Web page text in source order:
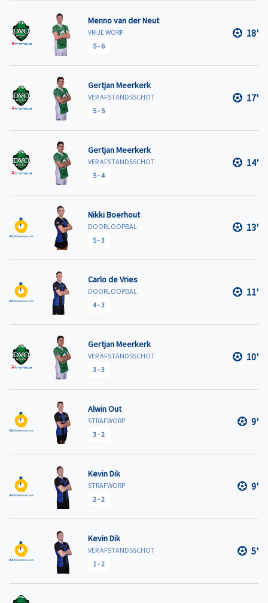
Menno van der Neut
VRIJE WORP
5- 6
18'
Gertjan Meerkerk
VER AFSTANDSSCHOT
5-5
17'
Gertjan Meerkerk
VER AFSTANDSSCHOT
5-4
14'
Nikki Boerhout
DOORLOOPBAL
5-3
13'
Carlo de Vries
DOORLOOPBAL
4-3
11'
Gertjan Meerkerk
VER AFSTANDSSCHOT
3-3
10'
Alwin Out
STRAFWORP
3-2
9'
Kevin Dik
STRAFWORP
2-2
9'
Kevin Dik
VER AFSTANDSSCHOT
1-2
5'